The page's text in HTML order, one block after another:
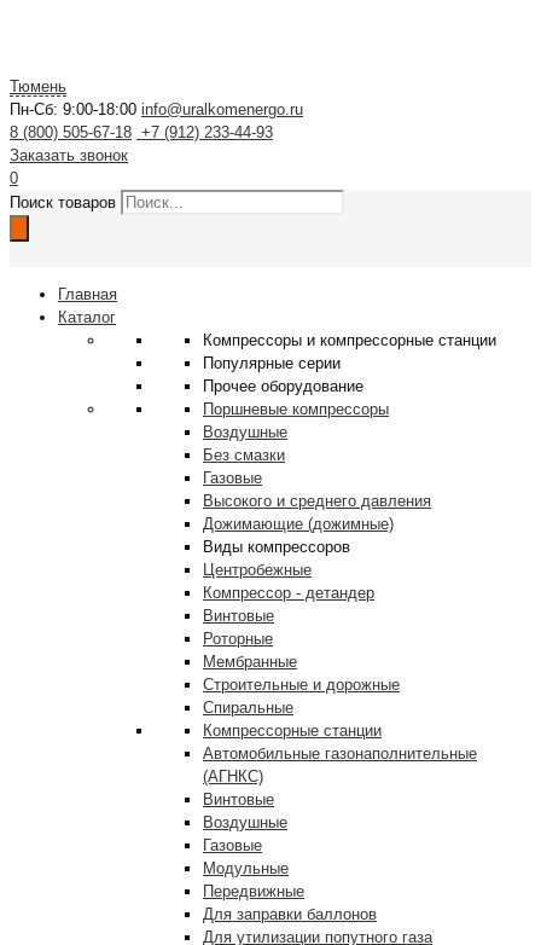
Тюмень
Пн-Сб: 9:00-18:00 info@uralkomenergo.ru
8 (800) 505-67-18 +7 (912) 233-44-93
Заказать звонок
0
Поиск товаров
Главная
Каталог
Компрессоры и компрессорные станции
Популярные серии
Прочее оборудование
Поршневые компрессоры
Воздушные
Без смазки
Газовые
Высокого и среднего давления
Дожимающие (дожимные)
Виды компрессоров
Центробежные
Компрессор - детандер
Винтовые
Роторные
Мембранные
Строительные и дорожные
Спиральные
Компрессорные станции
Автомобильные газонаполнительные
(АГНКС)
Винтовые
Воздушные
Газовые
Модульные
Передвижные
Для заправки баллонов
Для утилизации попутного газа